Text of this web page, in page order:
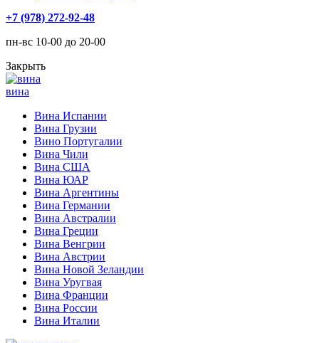
+7 (978) 272-92-48
пн-вс 10-00 до 20-00
Закрыть
вина
Вина Испании
Вина Грузии
Вино Португалии
Вина Чили
Вина США
Вина ЮАР
Вина Аргентины
Вина Германии
Вина Австралии
Вина Греции
Вина Венгрии
Вина Австрии
Вина Новой Зеландии
Вина Уругвая
Вина Франции
Вина России
Вина Италии